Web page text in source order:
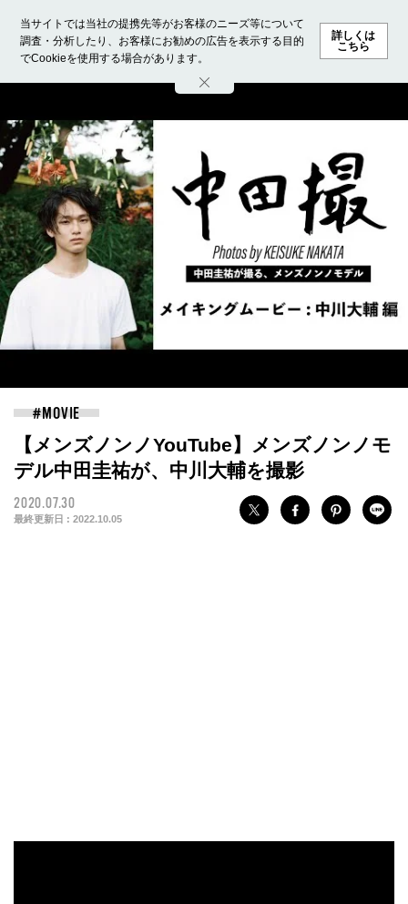
当サイトでは当社の提携先等がお客様のニーズ等について
調査・分析したり、お客様にお勧めの広告を表示する目的
でCookieを使用する場合があります。
詳しくは
こちら
ホーム モデル募集 ランキング ファッション ビューテ
【メンズノンノYouTube】メンズノンノモ
デル中田圭祐が、中川大輔を撮影
2020.07.30
最終更新日 : 2022.10.05